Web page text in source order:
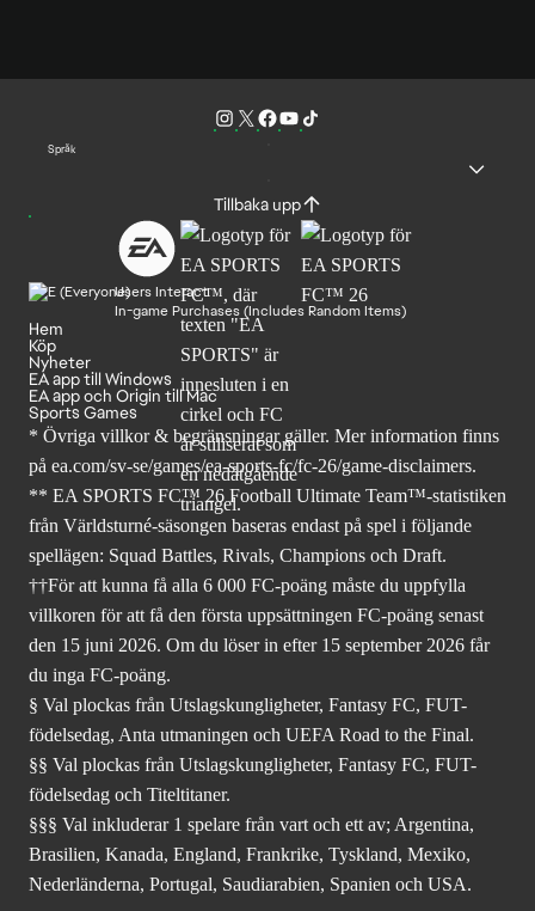
Språk
Tillbaka upp
Users Interact
In-game Purchases (Includes Random Items)
Hem
Köp
Nyheter
EA app till Windows
EA app och Origin till Mac
Sports Games
* Övriga villkor & begränsningar gäller. Merinformation finns
på ea.com/sv-se/games/ea-sports-fc/fc-26/game-disclaimers.
** EA SPORTS FC™ 26 Football Ultimate Team™-statistiken
från Världsturné-säsongen baseras endast på spel i följande
spellägen: Squad Battles, Rivals, Champions och Draft.
††För att kunna få alla 6 000 FC-poäng måste du uppfylla
villkoren för att få den första uppsättningen FC-poäng senast
den 15 juni 2026. Om du löser in efter 15 september 2026 får
du inga FC-poäng.
§ Val plockas från Utslagskungligheter, Fantasy FC, FUT-
födelsedag, Anta utmaningen och UEFA Road to the Final.
§§ Val plockas från Utslagskungligheter, Fantasy FC, FUT-
födelsedag och Titeltitaner.
§§§ Val inkluderar 1 spelare från vart och ett av; Argentina,
Brasilien, Kanada, England, Frankrike, Tyskland, Mexiko,
Nederländerna, Portugal, Saudiarabien, Spanien och USA.